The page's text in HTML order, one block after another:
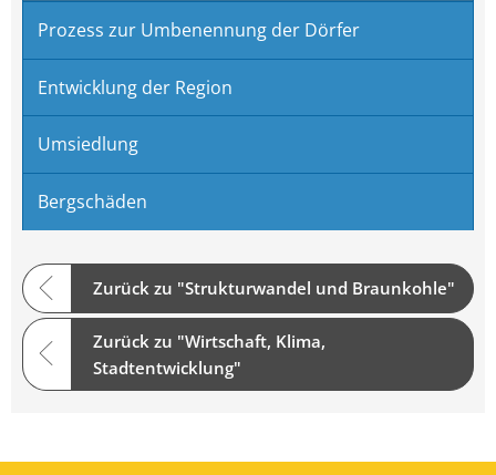
Prozess zur Umbenennung der Dörfer
Entwicklung der Region
Umsiedlung
Bergschäden
Zurück zu "Strukturwandel und Braunkohle"
Zurück zu "Wirtschaft, Klima,
Stadtentwicklung"